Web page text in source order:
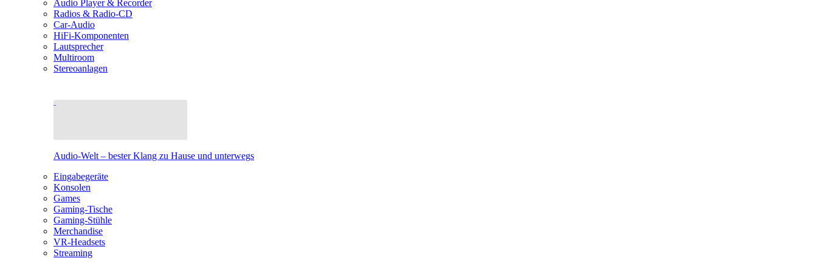
Audio Player & Recorder
Radios & Radio-CD
Car-Audio
HiFi-Komponenten
Lautsprecher
Multiroom
Stereoanlagen
Audio-Welt – bester Klang zu Hause und unterwegs
Eingabegeräte
Konsolen
Games
Gaming-Tische
Gaming-Stühle
Merchandise
VR-Headsets
Streaming